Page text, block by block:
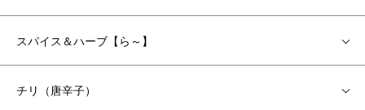
スパイス＆ハーブ【ら～】
チリ（唐辛子）